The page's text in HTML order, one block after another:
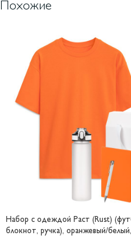
Похожие
Набор с одеждой Раст (Rust)
блокнот, ручка), оранжевый/